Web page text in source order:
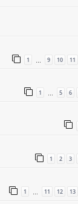
1 … 9 10 11
1 … 5 6
1 2 3
1 11 12 13